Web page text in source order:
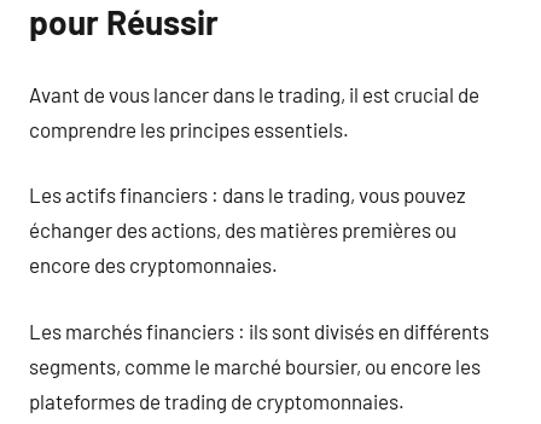
pour Réussir
Avant de vous lancer dans le trading, il est crucial de
comprendre les principes essentiels.
Les actifs financiers : dans le trading, vous pouvez
échanger des actions, des matières premières ou
encore des cryptomonnaies.
Les marchés financiers : ils sont divisés en différents
segments, comme le marché boursier, ou encore les
plateformes de trading de cryptomonnaies.